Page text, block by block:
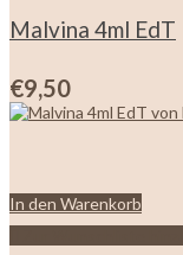
Malvina 4ml EdT
€9,50
In den Warenkorb